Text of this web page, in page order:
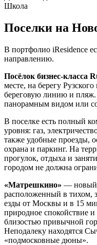
Школа
Поселки на
В портфолио iResidence
направлению.
Посёлок бизнес-класса
месте, на берегу
береговую линию и
панорамным видом или
В поселке есть полный
уровня: газ,
также удобные проезды,
охрана и паркинг. На
прогулок, отдыха и
городом не должна
«Матрешкино» — новый
расположенный в тихом,
езды от Москвы и в 15
природное спокойствие
близостью привычной
Неподалеку находятся
«подмосковные дюны».